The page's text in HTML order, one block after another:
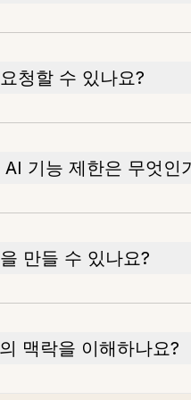
청할 수 있나요?
기능 제한은 무엇인
만들 수 있나요?
맥락을 이해하나요?